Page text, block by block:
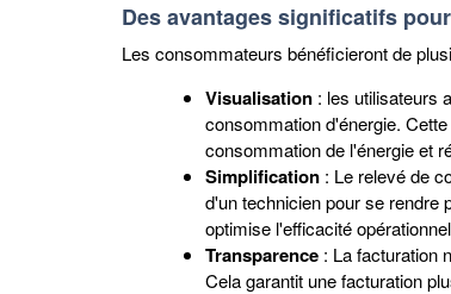
Des avantages significatifs
Les consommateurs bénéficieront de
Visualisation : les utilisateurs
consommation d'énergie.
consommation de l'énergie et
Simplification : Le relevé de
d'un technicien pour se rendre
optimise l'efficacité
Transparence : La facturation
Cela garantit une facturation